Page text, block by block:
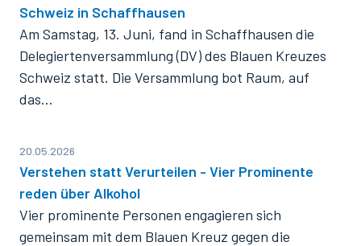
Schweiz in Schaffhausen
Am Samstag, 13. Juni, fand in Schaffhausen die
Delegiertenversammlung (DV) des Blauen Kreuzes
Schweiz statt. Die Versammlung bot Raum, auf
das…
20.05.2026
Verstehen statt Verurteilen - Vier Prominente
reden über Alkohol
Vier prominente Personen engagieren sich
gemeinsam mit dem Blauen Kreuz gegen die